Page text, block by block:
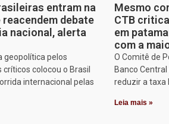
entram na
reacendem debate
nacional, alerta
geopolítica pelos
colocou o Brasil
internacional pelas
Mesmo
CTB
em
com a
O Comitê de
Banco
reduzir a taxa
Leia mais »